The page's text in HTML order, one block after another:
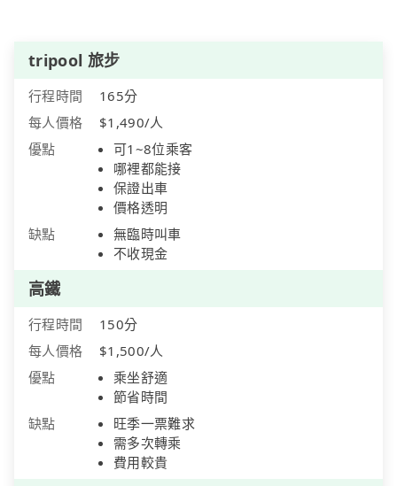
tripool 旅步
行程時間
165分
每人價格
$1,490/人
優點
可1~8位乘客
哪裡都能接
保證出車
價格透明
缺點
無臨時叫車
不收現金
高鐵
行程時間
150分
每人價格
$1,500/人
優點
乘坐舒適
節省時間
缺點
旺季一票難求
需多次轉乘
費用較貴